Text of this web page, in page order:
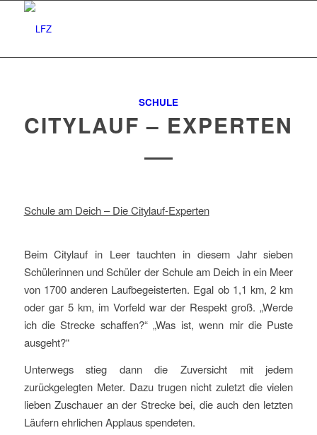
SCHULE
CITYLAUF – EXPERTEN
Schule am Deich – Die Citylauf-Experten
Beim Citylauf in Leer tauchten in diesem Jahr sieben
Schülerinnen und Schüler der Schule am Deich in ein Meer
von 1700 anderen Laufbegeisterten. Egal ob 1,1 km, 2 km
oder gar 5 km, im Vorfeld war der Respekt groß. „Werde
ich die Strecke schaffen?“ „Was ist, wenn mir die Puste
ausgeht?“
Unterwegs stieg dann die Zuversicht mit jedem
zurückgelegten Meter. Dazu trugen nicht zuletzt die vielen
lieben Zuschauer an der Strecke bei, die auch den letzten
Läufern ehrlichen Applaus spendeten.